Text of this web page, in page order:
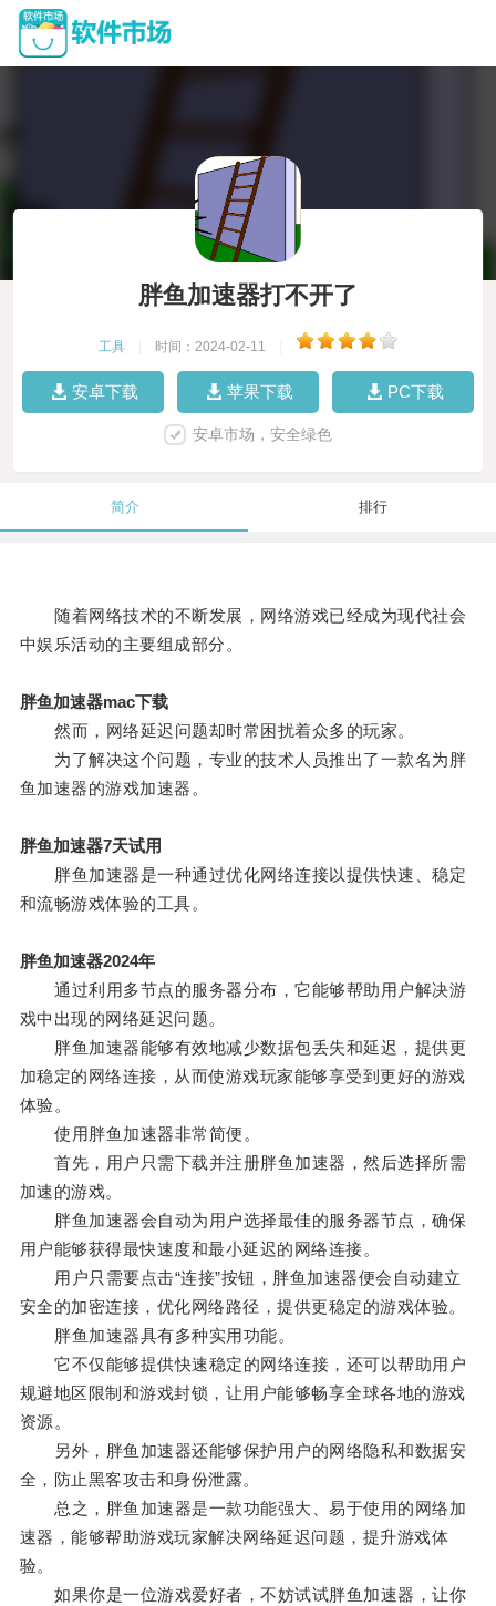
胖鱼加速器打不开了
工具 时间：2024-02-11
安卓下载 苹果下载 PC下载
安卓市场，安全绿色
简介 排行
随着网络技术的不断发展，网络游戏已经成为现代社会
中娱乐活动的主要组成部分。
胖鱼加速器mac下载
然而，网络延迟问题却时常困扰着众多的玩家。
为了解决这个问题，专业的技术人员推出了一款名为胖
鱼加速器的游戏加速器。
胖鱼加速器7天试用
胖鱼加速器是一种通过优化网络连接以提供快速、稳定
和流畅游戏体验的工具。
胖鱼加速器2024年
通过利用多节点的服务器分布，它能够帮助用户解决游
戏中出现的网络延迟问题。
胖鱼加速器能够有效地减少数据包丢失和延迟，提供更
加稳定的网络连接，从而使游戏玩家能够享受到更好的游戏
体验。
使用胖鱼加速器非常简便。
首先，用户只需下载并注册胖鱼加速器，然后选择所需
加速的游戏。
胖鱼加速器会自动为用户选择最佳的服务器节点，确保
用户能够获得最快速度和最小延迟的网络连接。
用户只需要点击“连接”按钮，胖鱼加速器便会自动建立
安全的加密连接，优化网络路径，提供更稳定的游戏体验。
胖鱼加速器具有多种实用功能。
它不仅能够提供快速稳定的网络连接，还可以帮助用户
规避地区限制和游戏封锁，让用户能够畅享全球各地的游戏
资源。
另外，胖鱼加速器还能够保护用户的网络隐私和数据安
全，防止黑客攻击和身份泄露。
总之，胖鱼加速器是一款功能强大、易于使用的网络加
速器，能够帮助游戏玩家解决网络延迟问题，提升游戏体
验。
如果你是一位游戏爱好者，不妨试试胖鱼加速器，让你